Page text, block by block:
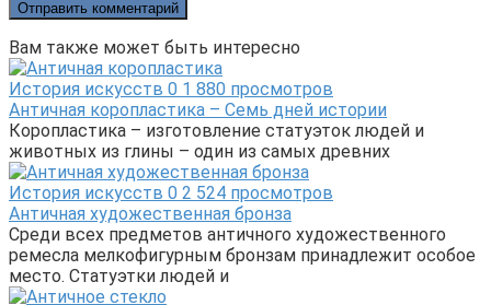
Вам также может быть интересно
История искусств 0 1 880 просмотров
Античная коропластика – Семь дней истории
Коропластика – изготовление статуэток людей и
животных из глины – один из самых древних
История искусств 0 2 524 просмотров
Античная художественная бронза
Среди всех предметов античного художественного
ремесла мелкофигурным бронзам принадлежит особое
место. Статуэтки людей и